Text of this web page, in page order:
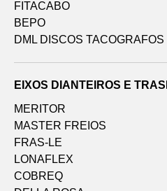
FITACABO
BEPO
DML DISCOS TACOGRAFOS
EIXOS DIANTEIROS E
MERITOR
MASTER FREIOS
FRAS-LE
LONAFLEX
COBREQ